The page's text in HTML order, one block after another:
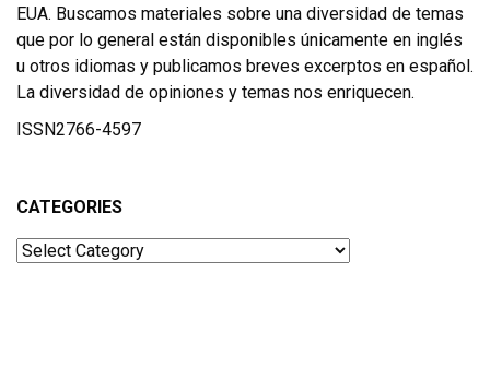
EUA. Buscamos materiales sobre una diversidad de temas
que por lo general están disponibles únicamente en inglés
u otros idiomas y publicamos breves excerptos en español.
La diversidad de opiniones y temas nos enriquecen.
ISSN2766-4597
CATEGORIES
Categories